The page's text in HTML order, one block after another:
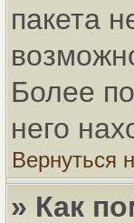
пакета
Более
него
Вернуться
» Как